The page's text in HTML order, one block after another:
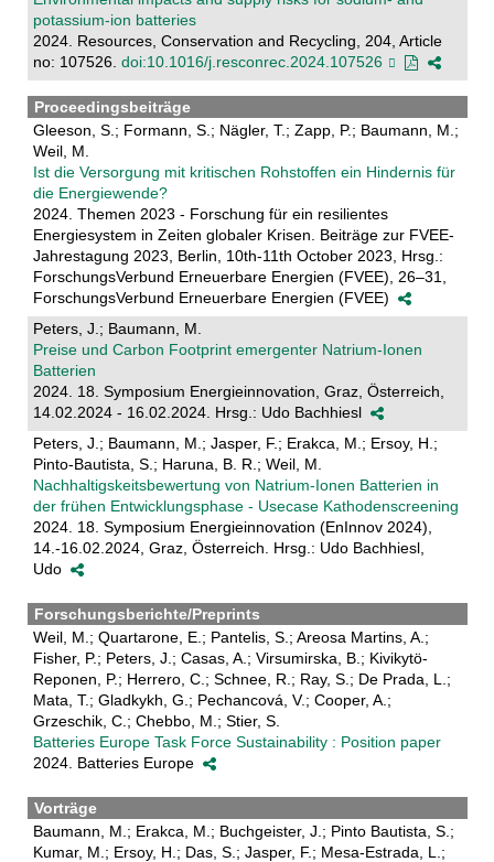
potassium-ion batteries
2024. Resources, Conservation and Recycling, 204, Article
no: 107526. doi:10.1016/j.resconrec.2024.107526
Proceedingsbeiträge
Gleeson, S.; Formann, S.; Nägler, T.; Zapp, P.; Baumann, M.;
Weil, M.
Ist die Versorgung mit kritischen Rohstoffen ein Hindernis für
die Energiewende?
2024. Themen 2023 - Forschung für ein resilientes
Energiesystem in Zeiten globaler Krisen. Beiträge zur FVEE-
Jahrestagung 2023, Berlin, 10th-11th October 2023, Hrsg.:
ForschungsVerbund Erneuerbare Energien (FVEE), 26–31,
ForschungsVerbund Erneuerbare Energien (FVEE)
Peters, J.; Baumann, M.
Preise und Carbon Footprint emergenter Natrium-Ionen
Batterien
2024. 18. Symposium Energieinnovation, Graz, Österreich,
14.02.2024 - 16.02.2024. Hrsg.: Udo Bachhiesl
Peters, J.; Baumann, M.; Jasper, F.; Erakca, M.; Ersoy, H.;
Pinto-Bautista, S.; Haruna, B. R.; Weil, M.
Nachhaltigskeitsbewertung von Natrium-Ionen Batterien in
der frühen Entwicklungsphase - Usecase Kathodenscreening
2024. 18. Symposium Energieinnovation (EnInnov 2024),
14.-16.02.2024, Graz, Österreich. Hrsg.: Udo Bachhiesl,
Udo
Forschungsberichte/Preprints
Weil, M.; Quartarone, E.; Pantelis, S.; Areosa Martins, A.;
Fisher, P.; Peters, J.; Casas, A.; Virsumirska, B.; Kivikytö-
Reponen, P.; Herrero, C.; Schnee, R.; Ray, S.; De Prada, L.;
Mata, T.; Gladkykh, G.; Pechancová, V.; Cooper, A.;
Grzeschik, C.; Chebbo, M.; Stier, S.
Batteries Europe Task Force Sustainability : Position paper
2024. Batteries Europe
Vorträge
Baumann, M.; Erakca, M.; Buchgeister, J.; Pinto Bautista, S.;
Kumar, M.; Ersoy, H.; Das, S.; Jasper, F.; Mesa-Estrada, L.;